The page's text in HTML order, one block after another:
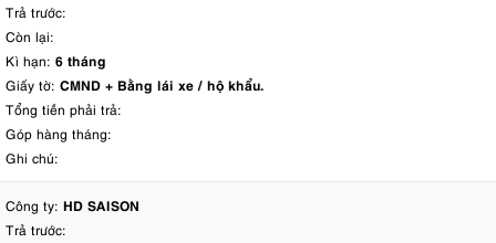
Trả trước:
Còn lại:
Kì hạn: 6 tháng
Giấy tờ: CMND + Bằng lái xe / hộ khẩu.
Tổng tiền phải trả:
Góp hàng tháng:
Ghi chú:
Công ty: HD SAISON
Trả trước: